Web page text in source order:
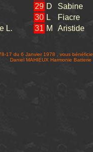
29 D
Sabine
30 L
Fiacre
L. 31 M Aristide
17 du 6 Janvier 1978 , vous
Daniel MAHIEUX Harmonie